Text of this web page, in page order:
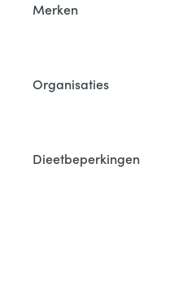
Merken
Organisaties
Dieetbeperkingen